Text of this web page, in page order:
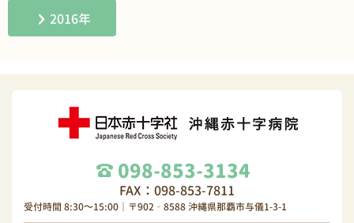
2016年
098-853-3134
FAX：098-853-7811
受付時間 8:30～15:00｜〒902‐8588 沖縄県那覇市与儀1-3-1